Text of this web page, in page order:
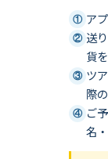
① ア
② 送
貨
③ ツ
際
④ ご
名